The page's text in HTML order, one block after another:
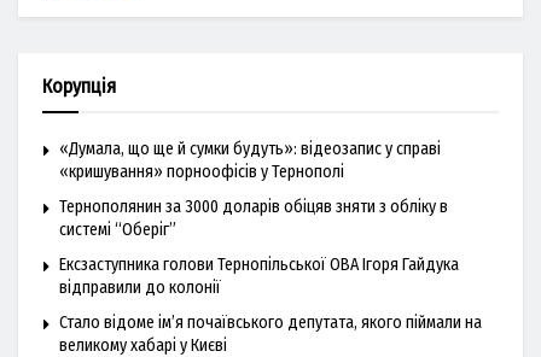
Корупція
«Думала, що ще й сумки будуть»: відеозапис у справі
«кришування» порноофісів у Тернополі
Тернополянин за 3000 доларів обіцяв зняти з обліку в
системі “Оберіг”
Ексзаступника голови Тернопільської ОВА Ігоря Гайдука
відправили до колонії
Стало відоме ім’я почаївського депутата, якого піймали на
великому хабарі у Києві